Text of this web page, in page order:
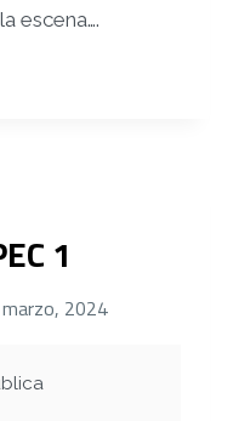
escena….
1
2024